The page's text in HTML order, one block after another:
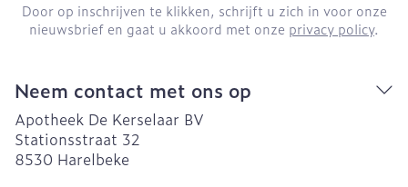
Door op inschrijven te klikken, schrijft u zich in voor onze
nieuwsbrief en gaat u akkoord met onze privacy policy.
Neem contact met ons op
Apotheek De Kerselaar BV
Stationsstraat 32
8530 Harelbeke